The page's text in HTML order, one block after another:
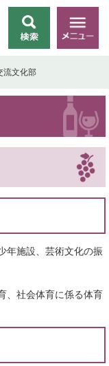
索
メ
ニ
流文化部
年施設、芸術文化の振
、社会体育に係る体育